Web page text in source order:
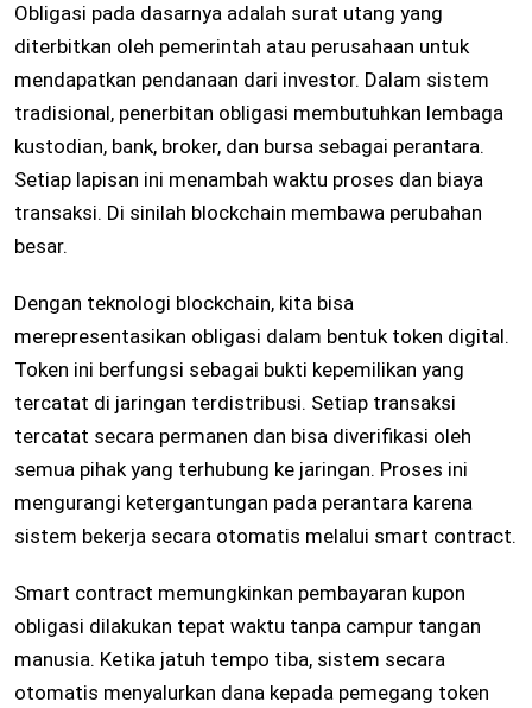
Obligasi pada dasarnya adalah surat utang yang
diterbitkan oleh pemerintah atau perusahaan untuk
mendapatkan pendanaan dari investor. Dalam sistem
tradisional, penerbitan obligasi membutuhkan lembaga
kustodian, bank, broker, dan bursa sebagai perantara.
Setiap lapisan ini menambah waktu proses dan biaya
transaksi. Di sinilah blockchain membawa perubahan
besar.
Dengan teknologi blockchain, kita bisa
merepresentasikan obligasi dalam bentuk token digital.
Token ini berfungsi sebagai bukti kepemilikan yang
tercatat di jaringan terdistribusi. Setiap transaksi
tercatat secara permanen dan bisa diverifikasi oleh
semua pihak yang terhubung ke jaringan. Proses ini
mengurangi ketergantungan pada perantara karena
sistem bekerja secara otomatis melalui smart contract.
Smart contract memungkinkan pembayaran kupon
obligasi dilakukan tepat waktu tanpa campur tangan
manusia. Ketika jatuh tempo tiba, sistem secara
otomatis menyalurkan dana kepada pemegang token